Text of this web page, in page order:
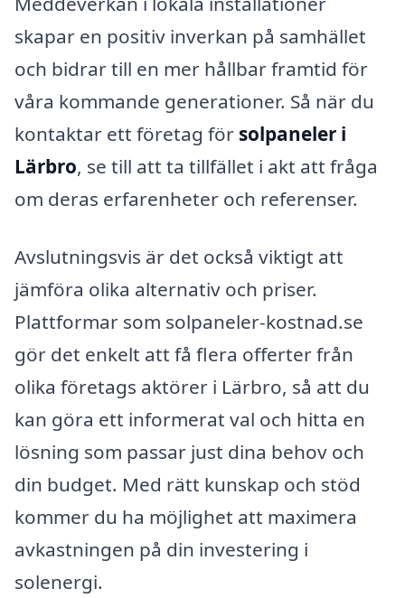
skapar en positiv inverkan på samhället
och bidrar till en mer hållbar framtid för
våra kommande generationer. Så när du
kontaktar ett företag för solpaneler i
Lärbro, se till att ta tillfället i akt att fråga
om deras erfarenheter och referenser.
Avslutningsvis är det också viktigt att
jämföra olika alternativ och priser.
Plattformar som solpaneler-kostnad.se
gör det enkelt att få flera offerter från
olika företags aktörer i Lärbro, så att du
kan göra ett informerat val och hitta en
lösning som passar just dina behov och
din budget. Med rätt kunskap och stöd
kommer du ha möjlighet att maximera
avkastningen på din investering i
solenergi.